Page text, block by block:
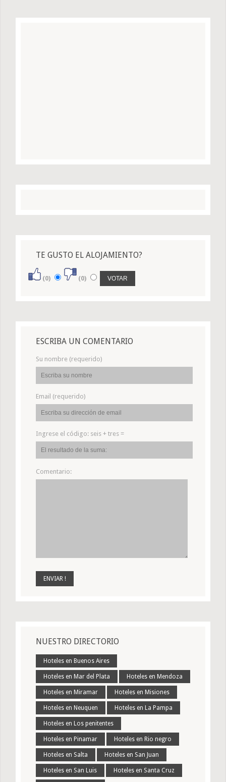
TE GUSTO EL ALOJAMIENTO?
(0) (0)
ESCRIBA UN COMENTARIO
Su nombre (requerido)
Email (requerido)
Ingrese el código: seis + tres =
Comentario:
NUESTRO DIRECTORIO
Hoteles en Buenos Aires
Hoteles en Mar del Plata Hoteles en Mendoza
Hoteles en Miramar Hoteles en Misiones
Hoteles en Neuquen Hoteles en La Pampa
Hoteles en Los penitentes
Hoteles en Pinamar Hoteles en Rio negro
Hoteles en Salta Hoteles en San Juan
Hoteles en San Luis Hoteles en Santa Cruz